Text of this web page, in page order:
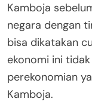
Kamboja
negara dengan
bisa dikatakan
ekonomi ini
perekonomian
Kamboja.